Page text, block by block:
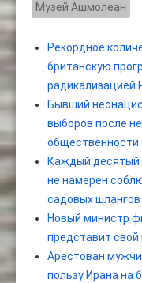
Музей Ашмолеан
Рекордное
британскую
радикализацией
Бывший
выборов после
общественности
Каждый десятый
не намерен
садовых шлангов
Новый министр
представит
Арестован
пользу Ирана на